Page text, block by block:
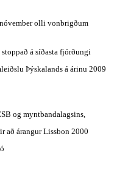
olli vonbrigðum
á síðasta fjórðungi
Þýskalands á árinu 2009
og myntbandalagsins,
að árangur Lissbon 2000